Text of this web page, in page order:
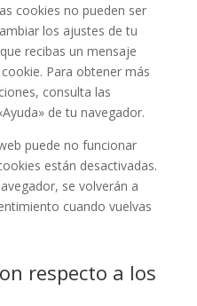
cookies no pueden ser
los ajustes de tu
recibas un mensaje
Para obtener más
consulta las
de tu navegador.
puede no funcionar
están desactivadas.
se volverán a
cuando vuelvas
respecto a los